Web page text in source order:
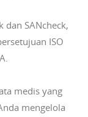
dan SANcheck,
ISO
medis yang
mengelola